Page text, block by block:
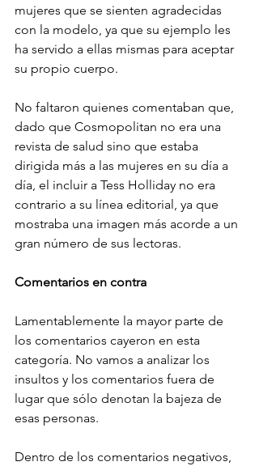
mujeres que se sienten agradecidas
con la modelo, ya que su ejemplo les
ha servido a ellas mismas para aceptar
su propio cuerpo.
No faltaron quienes comentaban que,
dado que Cosmopolitan no era una
revista de salud sino que estaba
dirigida más a las mujeres en su día a
día, el incluir a Tess Holliday no era
contrario a su línea editorial, ya que
mostraba una imagen más acorde a un
gran número de sus lectoras.
Comentarios en contra
Lamentablemente la mayor parte de
los comentarios cayeron en esta
categoría. No vamos a analizar los
insultos y los comentarios fuera de
lugar que sólo denotan la bajeza de
esas personas.
Dentro de los comentarios negativos,